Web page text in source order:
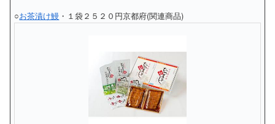
○お茶漬け鰻 ・１袋２５２０円京都府(関連商品)